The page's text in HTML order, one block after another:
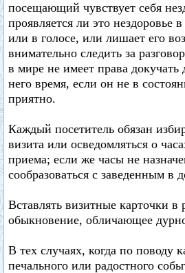
посещающий чувствует себя
проявляется ли это нездоровье
или в голосе, или лишает его
внимательно следить за
в мире не имеет права докучать
него время, если он не в
приятно.
Каждый посетитель обязан
визита или осведомляться о
приема; если же часы не
сообразоваться с заведенным в
Вставлять визитные карточки в
обыкновение, обличающее
В тех случаях, когда по поводу
печального или радостного